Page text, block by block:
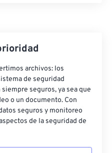
archivos: los
de seguridad
seguros, ya sea que
o un documento. Con
seguros y monitoreo
de la seguridad de